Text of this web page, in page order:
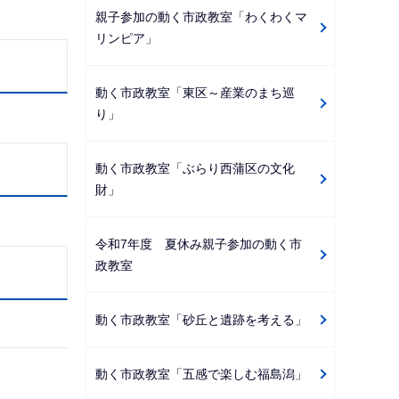
親子参加の動く市政教室「わくわくマ
リンピア」
動く市政教室「東区～産業のまち巡
り」
動く市政教室「ぶらり西蒲区の文化
財」
令和7年度 夏休み親子参加の動く市
政教室
動く市政教室「砂丘と遺跡を考える」
動く市政教室「五感で楽しむ福島潟」